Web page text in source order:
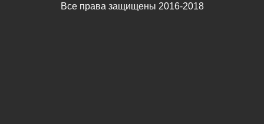
Все права защищены 2016-2018